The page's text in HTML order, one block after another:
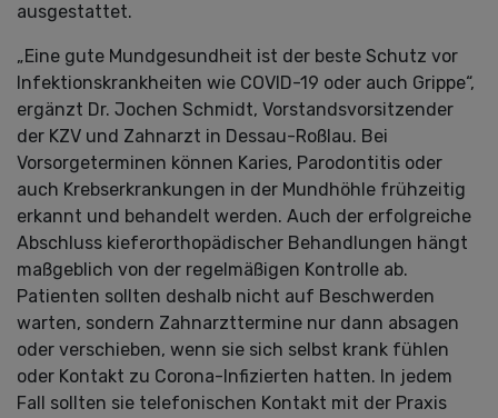
ausgestattet.
„Eine gute Mundgesundheit ist der beste Schutz vor
Infektionskrankheiten wie COVID-19 oder auch Grippe“,
ergänzt Dr. Jochen Schmidt, Vorstandsvorsitzender
der KZV und Zahnarzt in Dessau-Roßlau. Bei
Vorsorgeterminen können Karies, Parodontitis oder
auch Krebserkrankungen in der Mundhöhle frühzeitig
erkannt und behandelt werden. Auch der erfolgreiche
Abschluss kieferorthopädischer Behandlungen hängt
maßgeblich von der regelmäßigen Kontrolle ab.
Patienten sollten deshalb nicht auf Beschwerden
warten, sondern Zahnarzttermine nur dann absagen
oder verschieben, wenn sie sich selbst krank fühlen
oder Kontakt zu Corona-Infizierten hatten. In jedem
Fall sollten sie telefonischen Kontakt mit der Praxis